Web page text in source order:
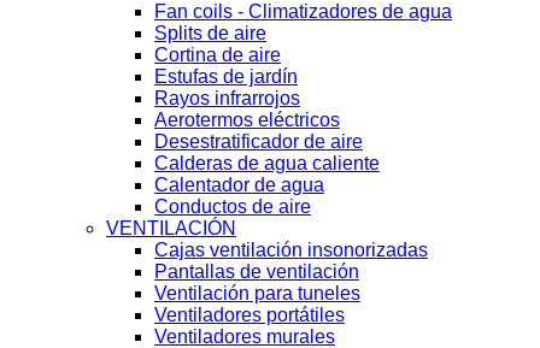
Fan coils - Climatizadores de agua
Splits de aire
Cortina de aire
Estufas de jardín
Rayos infrarrojos
Aerotermos eléctricos
Desestratificador de aire
Calderas de agua caliente
Calentador de agua
Conductos de aire
VENTILACIÓN
Cajas ventilación insonorizadas
Pantallas de ventilación
Ventilación para tuneles
Ventiladores portátiles
Ventiladores murales